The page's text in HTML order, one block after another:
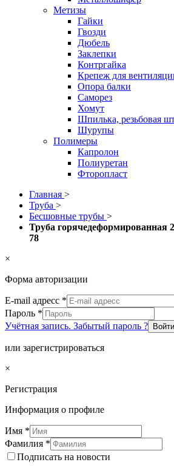
Метизы
Гайки
Гвозди
Дюбель
Заклепки
Контргайка
Крепеж для
Опора балки
Саморез
Хомут
Шпилька, резьбовая
Шурупы
Полимеры
Капролон
Полиуретан
Фторопласт
Главная >
Труба >
Бесшовные трубы >
Труба
78
×
Форма авторизации
E-mail адресс *
Пароль *
Учётная запись. Забытый пароль ?
Войти
или зарегистрироваться
×
Регистрация
Информация о профиле
Имя *
Фамилия *
Подписать на новости